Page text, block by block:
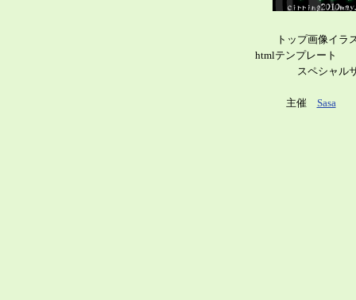
トップ画像イ
htmlテンプレー
スペシャ
主催 Sasa